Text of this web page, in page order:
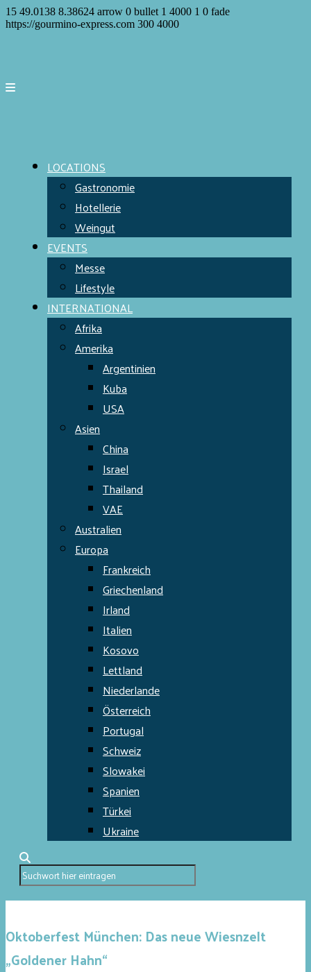
15 49.0138 8.38624 arrow 0 bullet 1 4000 1 0 fade
https://gourmino-express.com 300 4000
LOCATIONS
Gastronomie
Hotellerie
Weingut
EVENTS
Messe
Lifestyle
INTERNATIONAL
Afrika
Amerika
Argentinien
Kuba
USA
Asien
China
Israel
Thailand
VAE
Australien
Europa
Frankreich
Griechenland
Irland
Italien
Kosovo
Lettland
Niederlande
Österreich
Portugal
Schweiz
Slowakei
Spanien
Türkei
Ukraine
Oktoberfest München: Das neue Wiesnzelt
„Goldener Hahn“